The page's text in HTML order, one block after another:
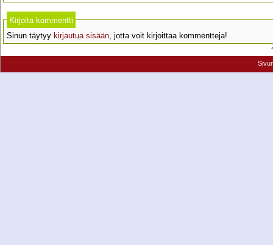
Kirjoita kommentti
Sinun täytyy kirjautua sisään, jotta voit kirjoittaa kommentteja!